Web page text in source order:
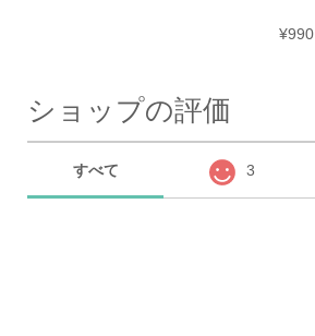
¥990
ショップの評価
すべて 3